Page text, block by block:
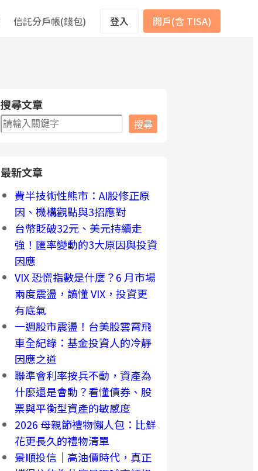
信託分戶帳(錢包) 登入 開戶(含 TISA)
搜尋文章
搜
尋
搜尋
最新文章
費半技術性熊市：AI股修正原
因、機構觀點與3招應對
台幣貶破32元、美元持續走
強！匯率變動的3大原因與投資
因應
VIX 恐慌指數是什麼？6 月市場
兩度震盪，讀懂 VIX，投資更
有底氣
一週股市震盪！台美股雲霄飛
車全紀錄：基金投資人的冷靜
因應之道
聯準會利率按兵不動，資產為
什麼還是會動？看懂債券、股
票與平衡型資產的敏感度
2026 母親節禮物懶人包：比鮮
花更長久的禮物清單
景順投信｜高油價時代，真正